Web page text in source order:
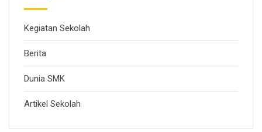
Kegiatan Sekolah
Berita
Dunia SMK
Artikel Sekolah